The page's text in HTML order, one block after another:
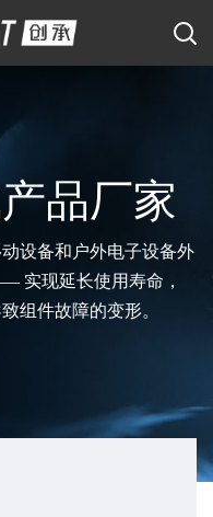
品厂家
设备和户外电子设备外
实现延长使用寿命，
组件故障的变形。